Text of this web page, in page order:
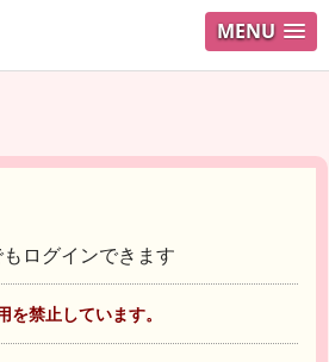
MENU
ログインできます
禁止しています。